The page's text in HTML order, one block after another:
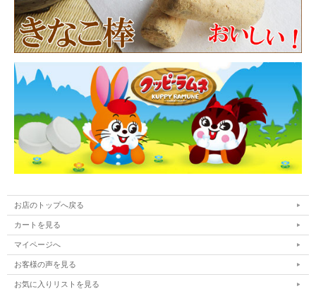
お店のトップへ戻る
カートを見る
マイページへ
お客様の声を見る
お気に入りリストを見る